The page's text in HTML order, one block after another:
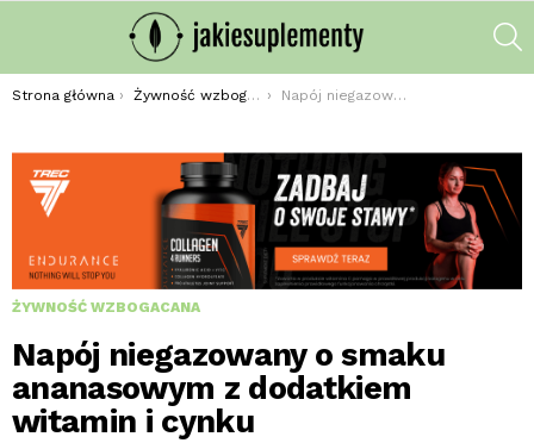
Jesteś tutaj:
Strona główna Żywność wzbogacana Napój niegazowany o smaku ananasowym z dodatkiem witamin i cynku
ŻYWNOŚĆ WZBOGACANA
Napój niegazowany o smaku
ananasowym z dodatkiem
witamin i cynku